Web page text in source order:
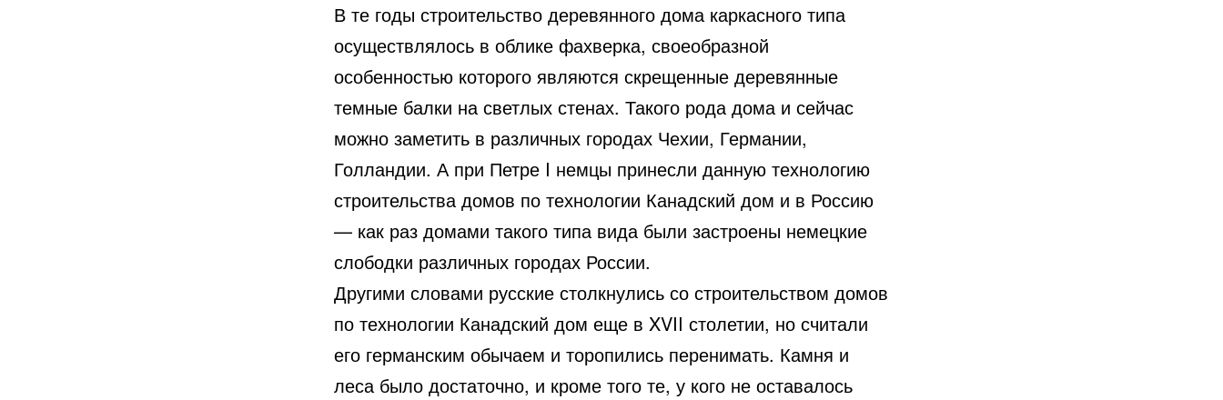
В те годы строительство деревянного дома каркасного типа
осуществлялось в облике фахверка, своеобразной
особенностью которого являются скрещенные деревянные
темные балки на светлых стенах. Такого рода дома и сейчас
можно заметить в различных городах Чехии, Германии,
Голландии. А при Петре I немцы принесли данную технологию
строительства домов по технологии Канадский дом и в Россию
— как раз домами такого типа вида были застроены немецкие
слободки различных городах России.
Другими словами русские столкнулись со строительством домов
по технологии Канадский дом еще в XVII столетии, но считали
его германским обычаем и торопились перенимать. Камня и
леса было достаточно, и кроме того те, у кого не оставалось